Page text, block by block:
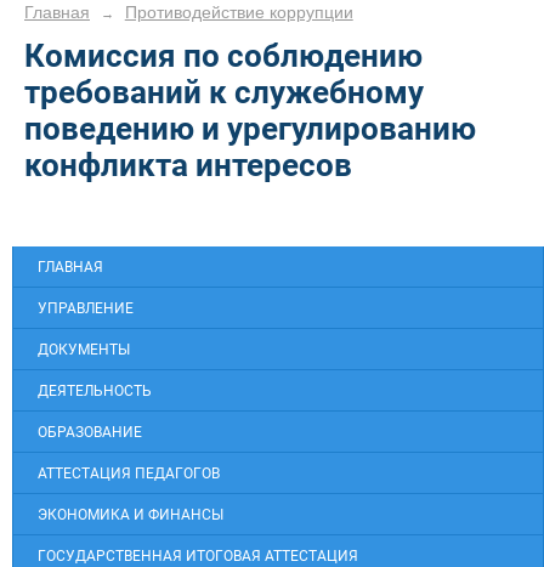
Главная → Противодействие коррупции
Комиссия по соблюдению
требований к служебному
поведению и урегулированию
конфликта интересов
ГЛАВНАЯ
УПРАВЛЕНИЕ
ДОКУМЕНТЫ
ДЕЯТЕЛЬНОСТЬ
ОБРАЗОВАНИЕ
АТТЕСТАЦИЯ ПЕДАГОГОВ
ЭКОНОМИКА И ФИНАНСЫ
ГОСУДАРСТВЕННАЯ ИТОГОВАЯ АТТЕСТАЦИЯ